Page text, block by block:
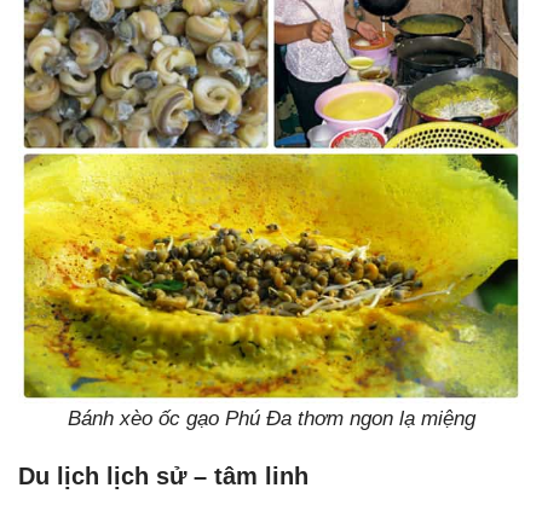
Bánh xèo ốc gạo Phú Đa thơm ngon lạ miệng
Du lịch lịch sử – tâm linh